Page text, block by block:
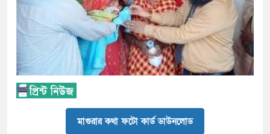
মাগুরার কথা ফটো কার্ড ডাউনলোড